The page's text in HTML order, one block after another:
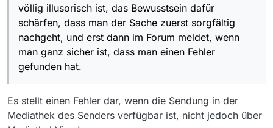
völlig illusorisch ist, das Bewusstsein dafür
schärfen, dass man der Sache zuerst sorgfältig
nachgeht, und erst dann im Forum meldet, wenn
man ganz sicher ist, dass man einen Fehler
gefunden hat.
Es stellt einen Fehler dar, wenn die Sendung in der
Mediathek des Senders verfügbar ist, nicht jedoch über